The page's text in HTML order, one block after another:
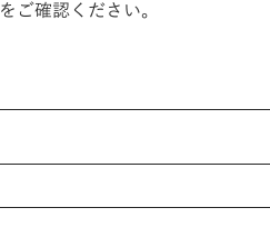
をご確認ください。